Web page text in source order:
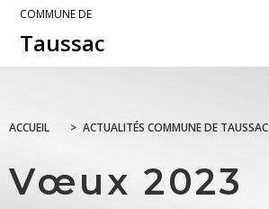
COMMUNE DE
Taussac
ACCUEIL > ACTUALITÉS COMMUNE DE TAUSSAC
Vœux 2023